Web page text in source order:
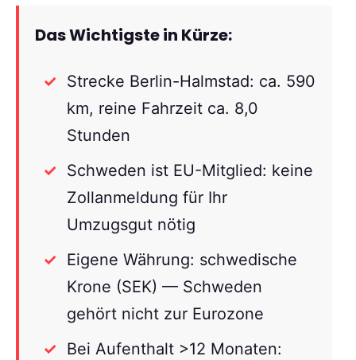
Das Wichtigste in Kürze:
Strecke Berlin-Halmstad: ca. 590
km, reine Fahrzeit ca. 8,0
Stunden
Schweden ist EU-Mitglied: keine
Zollanmeldung für Ihr
Umzugsgut nötig
Eigene Währung: schwedische
Krone (SEK) — Schweden
gehört nicht zur Eurozone
Bei Aufenthalt >12 Monaten: